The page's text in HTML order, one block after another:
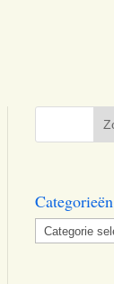
Categorieën
Categorieën